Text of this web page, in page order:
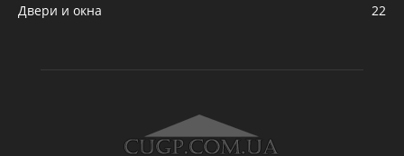
Двери и окна
22